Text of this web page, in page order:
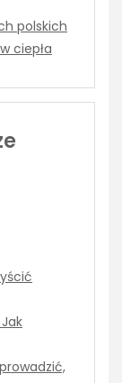
polskich
ciepła